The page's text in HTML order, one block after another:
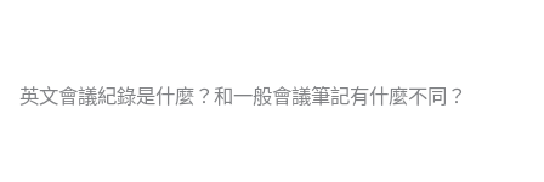
英文會議紀錄是什麼？和一般會議筆記有什麼不同？